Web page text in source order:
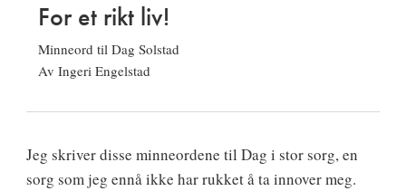
For et rikt liv!
Minneord til Dag Solstad
Av Ingeri Engelstad
Jeg skriver disse minneordene til Dag i stor sorg, en
sorg som jeg ennå ikke har rukket å ta innover meg.